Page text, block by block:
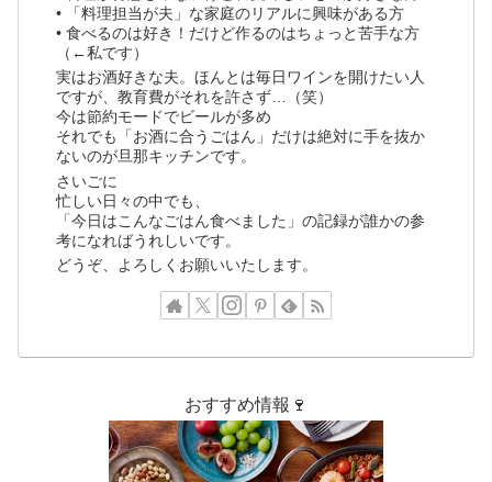
• 「料理担当が夫」な家庭のリアルに興味がある方
• 食べるのは好き！だけど作るのはちょっと苦手な方
（←私です）
実はお酒好きな夫。ほんとは毎日ワインを開けたい人
ですが、教育費がそれを許さず…（笑）
今は節約モードでビールが多め
それでも「お酒に合うごはん」だけは絶対に手を抜か
ないのが旦那キッチンです。
さいごに
忙しい日々の中でも、
「今日はこんなごはん食べました」の記録が誰かの参
考になればうれしいです。
どうぞ、よろしくお願いいたします。
おすすめ情報🍷